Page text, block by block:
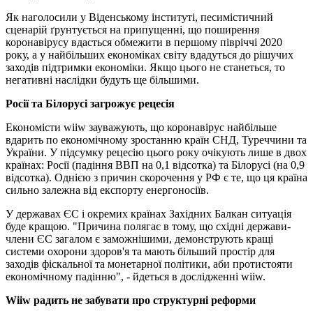
Як наголосили у Віденському інституті, песимістичний
сценарій ґрунтується на припущенні, що поширення
коронавірусу вдасться обмежити в першому півріччі 2020
року, а у найбільших економіках світу вдадуться до рішучих
заходів підтримки економіки. Якщо цього не станеться, то
негативні наслідки будуть ще більшими.
Росії та Білорусі загрожує рецесія
Економісти wiiw зауважують, що коронавірус найбільше
вдарить по економічному зростанню країн СНД, Туреччини та
України. У підсумку рецесію цього року очікують лише в двох
країнах: Росії (падіння ВВП на 0,1 відсотка) та Білорусі (на 0,9
відсотка). Однією з причин скорочення у РФ є те, що ця країна
сильно залежна від експорту енергоносіїв.
У державах ЄС і окремих країнах Західних Балкан ситуація
буде кращою. "Причина полягає в тому, що східні держави-
члени ЄС загалом є заможнішими, демонструють кращі
системи охорони здоров'я та мають більший простір для
заходів фіскальної та монетарної політики, аби протистояти
економічному падінню", - йдеться в дослідженні wiiw.
Wiiw радить не забувати про структурні реформи